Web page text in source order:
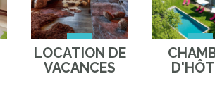
LOCATION DE
VACANCES